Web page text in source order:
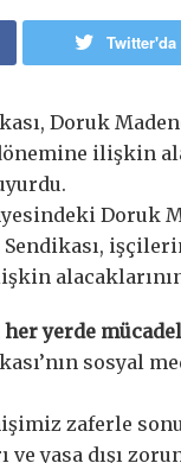
Twitter'da
Doruk
ilişkin
Sendikası,
yerde
sosyal
zaferle
ve yasa dışı